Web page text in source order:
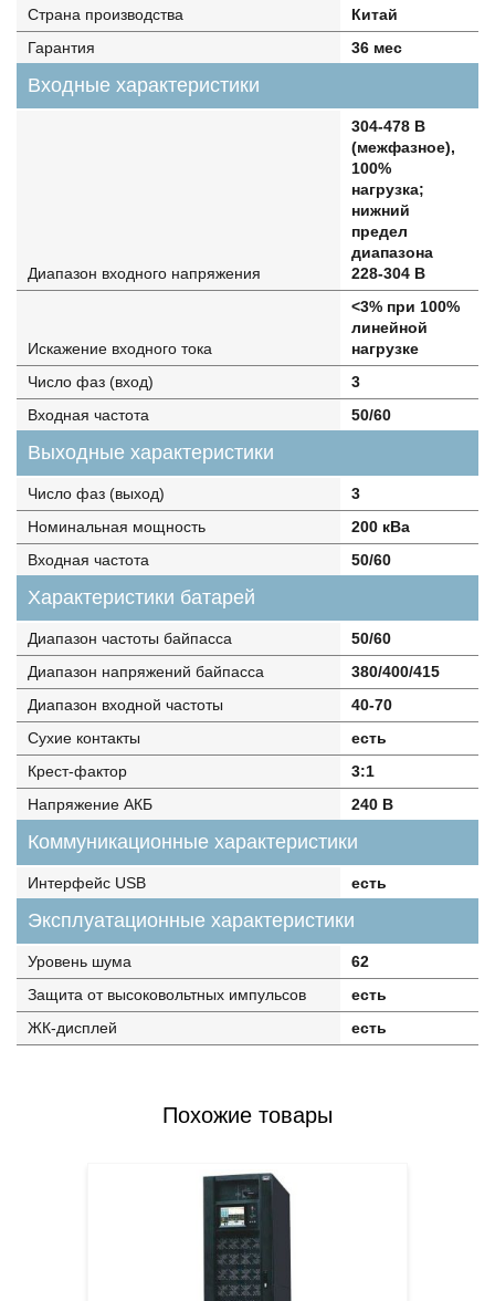
Страна производства
Китай
Гарантия
36 мес
Входные характеристики
Диапазон входного напряжения
304-478 В
(межфазное),
100%
нагрузка;
нижний
предел
диапазона
228-304 В
Искажение входного тока
<3% при 100%
линейной
нагрузке
Число фаз (вход)
3
Входная частота
50/60
Выходные характеристики
Число фаз (выход)
3
Номинальная мощность
200 кВа
Входная частота
50/60
Характеристики батарей
Диапазон частоты байпасса
50/60
Диапазон напряжений байпасса
380/400/415
Диапазон входной частоты
40-70
Сухие контакты
есть
Крест-фактор
3:1
Напряжение АКБ
240 В
Коммуникационные характеристики
Интерфейс USB есть
Эксплуатационные характеристики
Уровень шума
62
Защита от высоковольтных импульсов
есть
ЖК-дисплей
есть
Похожие товары